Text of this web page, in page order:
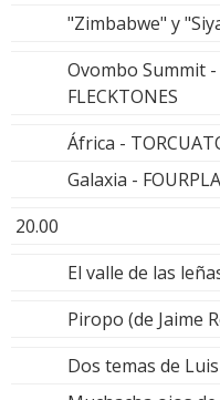
"Zimbabwe" y
Ovombo Summit -
FLECKTONES
África -
Galaxia -
20.00
El valle de las
Piropo (de Jaime
Dos temas de